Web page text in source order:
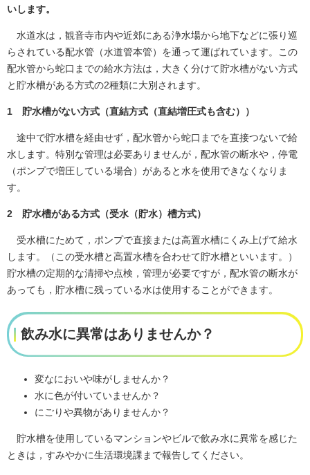
いします。
水道水は，観音寺市内や近郊にある浄水場から地下などに張り巡
らされている配水管（水道管本管）を通って運ばれています。この
配水管から蛇口までの給水方法は，大きく分けて貯水槽がない方式
と貯水槽がある方式の2種類に大別されます。
1 貯水槽がない方式（直結方式（直結増圧式も含む））
途中で貯水槽を経由せず，配水管から蛇口までを直接つないで給
水します。特別な管理は必要ありませんが，配水管の断水や，停電
（ポンプで増圧している場合）があると水を使用できなくなりま
す。
2 貯水槽がある方式（受水（貯水）槽方式）
受水槽にためて，ポンプで直接または高置水槽にくみ上げて給水
します。（この受水槽と高置水槽を合わせて貯水槽といいます。）
貯水槽の定期的な清掃や点検，管理が必要ですが，配水管の断水が
あっても，貯水槽に残っている水は使用することができます。
飲み水に異常はありませんか？
変なにおいや味がしませんか？
水に色が付いていませんか？
にごりや異物がありませんか？
貯水槽を使用しているマンションやビルで飲み水に異常を感じた
ときは，すみやかに生活環境課まで報告してください。